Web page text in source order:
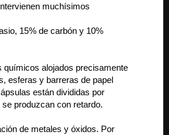
muchísimos
15% de carbón y 10%
químicos alojados precisamente
esferas y barreras de papel
están divididas por
produzcan con retardo.
de metales y óxidos. Por